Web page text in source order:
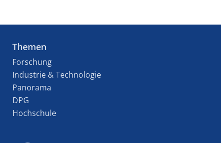
Themen
Forschung
Industrie & Technologie
Panorama
DPG
Hochschule